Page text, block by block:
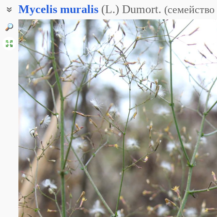
Mycelis muralis (L.) Dumort. (семейство
Латук постенный
Лжелатук стенной
Молокан стенной
Латук стенной